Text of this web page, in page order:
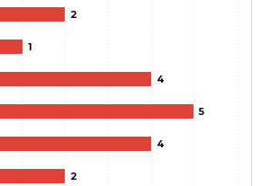
2
1
4
5
4
2